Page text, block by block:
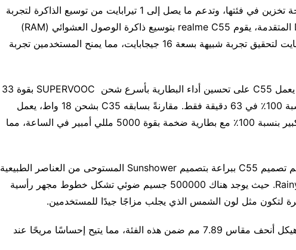
القراءة فقط، والتي تعد الآن أكبر مساحة تخزين في فئتها، وتدعم ما يصل إلى 1 تيرابايت من توسيع الذاكرة لتجربة
مستخدم طويلة الأمد. بفضل تقنية DRE المتقدمة، يقوم realme C55 بتوسيع ذاكرة الوصول العشوائي (RAM)
بسعة 8 جيجابايت بما يصل إلى 8 جيجابايت لتحقيق تجربة شبيهة بسعة 16 جيجابايت، مما يمنح المستخدمين تجربة
من خلال فهم احتياجات المستخدمين ، يعمل C55 على تحسين أداء البطارية بأسرع شحن SUPERVOOC بقوة 33
واط ضمن فئته، والذي يمكن شحنه بنسبة 100٪ في 63 دقيقة فقط. مقارنةً بسابقه C35 بشحن 18 واط، يعمل
C55 على زيادة سرعة الشحن بشكل كبير بنسبة 100٪ مع بطارية ضخمة بقوة 5000 مللي أمبير في الساعة، مما
عندما يتعلق الأمر بالجزء الخلفي، فقد تم تصميم C55 ببراعة بتصميم Sunshower المستوحى من العناصر الطبيعية
ومتوفر بلونين: Sunshower و Rainy Night. حيث يوجد هناك 500000 جسيم ضوئي تشكل خطوط مجهر رأسية
لتكون مثل لون الشمس الذي يجلب مزاجًا جيدًا للمستخدمين.
يتميز C55 أيضًا بحافة الزاوية اليمنى وهيكل أنحف مقاس 7.89 مم ضمن هذه الفئة، مما يتيح إحساسًا مريحًا عند